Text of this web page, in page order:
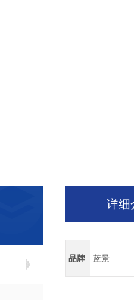
详细
品牌 蓝景